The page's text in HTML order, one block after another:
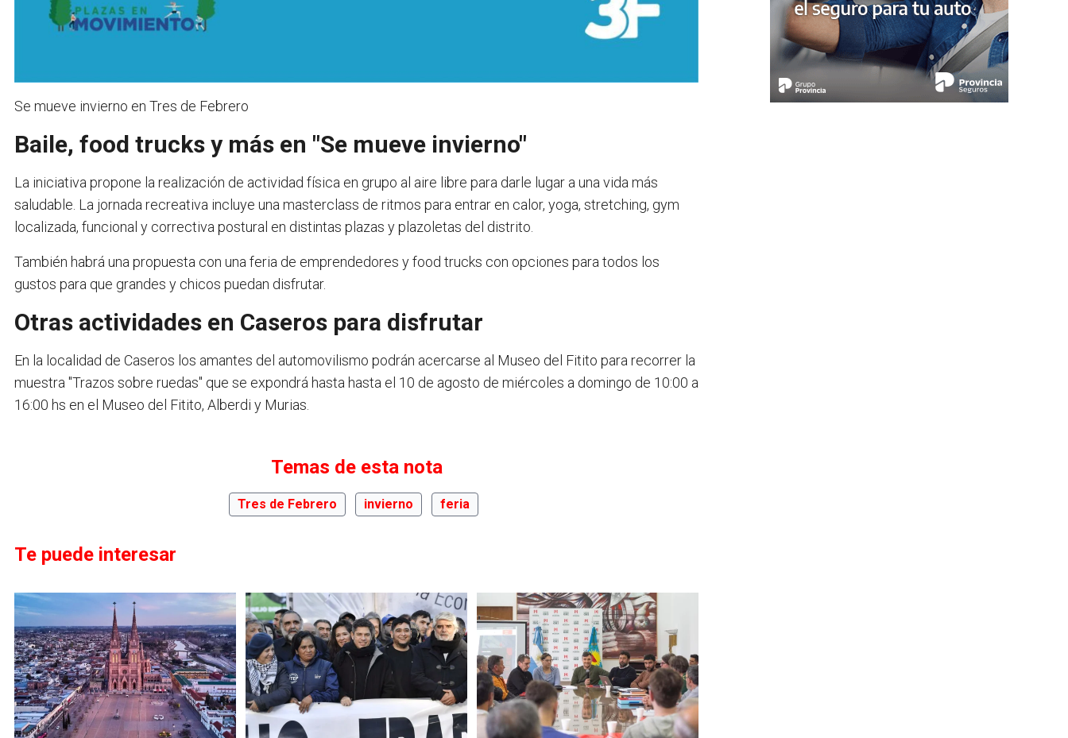
Se mueve invierno en Tres de Febrero
Baile, food trucks y más en "Se mueve invierno"
La iniciativa propone la realización de actividad física en grupo al aire libre para darle lugar a una vida más
saludable. La jornada recreativa incluye una masterclass de ritmos para entrar en calor, yoga, stretching, gym
localizada, funcional y correctiva postural en distintas plazas y plazoletas del distrito.
También habrá una propuesta con una feria de emprendedores y food trucks con opciones para todos los
gustos para que grandes y chicos puedan disfrutar.
Otras actividades en Caseros para disfrutar
En la localidad de Caseros los amantes del automovilismo podrán acercarse al Museo del Fitito para recorrer la
muestra "Trazos sobre ruedas" que se expondrá hasta hasta el 10 de agosto de miércoles a domingo de 10:00 a
16:00 hs en el Museo del Fitito, Alberdi y Murias.
Temas de esta nota
Tres de Febrero invierno feria
Te puede interesar